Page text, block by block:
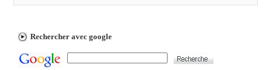
Rechercher avec google